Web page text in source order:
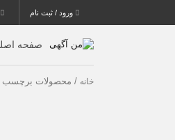
ورود / ثبت نام
صفحه
خانه / محصولات برچسب